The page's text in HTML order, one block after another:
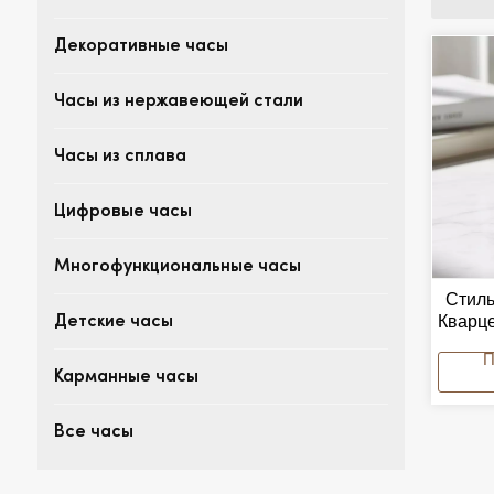
Декоративные часы
Часы из нержавеющей стали
Часы из сплава
Цифровые часы
Многофункциональные часы
Детские часы
Карманные часы
Все часы